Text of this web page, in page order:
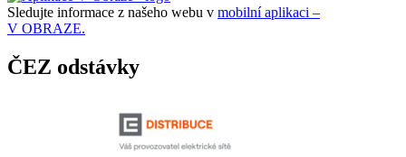
Sledujte informace z našeho webu v mobilní aplikaci –
V OBRAZE.
ČEZ odstávky